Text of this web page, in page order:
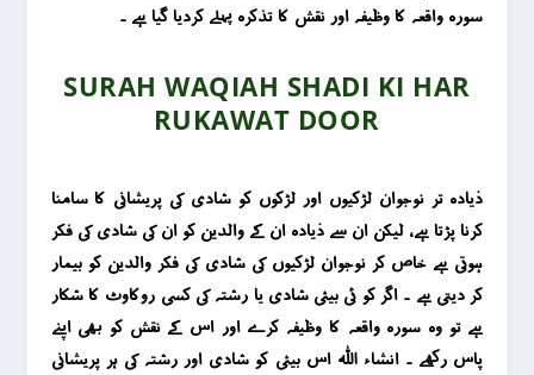
سورہ واقعہ کا وظیفہ اور نقش کا تذکرہ پہلے کردیا گیا ہے ۔
SURAH WAQIAH SHADI KI HAR
RUKAWAT DOOR
ذیادہ تر نوجوان لڑکیوں اور لڑکوں کو شادی کی پریشانی کا سامنا
کرنا پڑتا ہے ، لیکن ان سے ذیادہ ان کے والدین کو ان کی شادی کی فکر
ہوتی ہے خاص کر نوجوان لڑکیوں کی شادی کی فکر والدین کو بیمار
کر دیتی ہے ۔ اگر کو ئی بیٹی شادی یا رشتہ کی کسی روکاوٹ کا شکار
ہے تو وہ سورہ واقعہ کا وظیفہ کرے اور اس کے نقش کو بھی اپنے
پاس رکھے ۔ انشاء اللہ اس بیٹی کو شادی اور رشتہ کی ہر پریشانی